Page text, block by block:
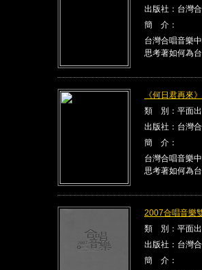
出版社：台灣
簡 介：
台灣合唱音樂
思考著如何為
《何日君再來
類 別：平面
出版社：台灣
簡 介：
台灣合唱音樂
思考著如何為
2007合唱音樂
類 別：平面
出版社：台灣
簡 介：